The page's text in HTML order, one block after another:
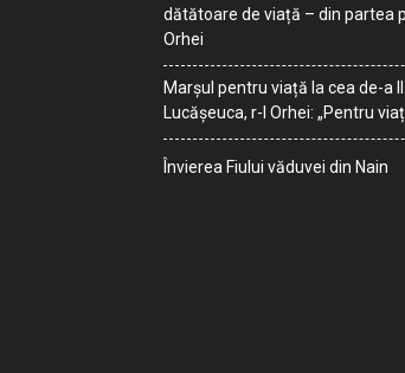
dătătoare de viață – din partea
Orhei
Marșul pentru viață la cea de-a
Lucășeuca, r-l Orhei: „Pentru
Învierea Fiului văduvei din Nain